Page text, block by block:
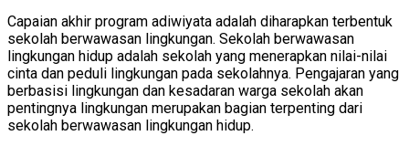
Capaian akhir program adiwiyata adalah diharapkan terbentuk
sekolah berwawasan lingkungan. Sekolah berwawasan
lingkungan hidup adalah sekolah yang menerapkan nilai-nilai
cinta dan peduli lingkungan pada sekolahnya. Pengajaran yang
berbasisi lingkungan dan kesadaran warga sekolah akan
pentingnya lingkungan merupakan bagian terpenting dari
sekolah berwawasan lingkungan hidup.